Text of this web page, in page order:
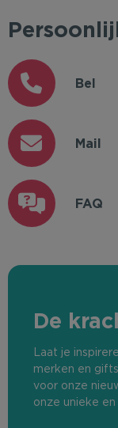
Bel
Mail
FAQ
De
Laat je
merken en
voor onze
onze unieke